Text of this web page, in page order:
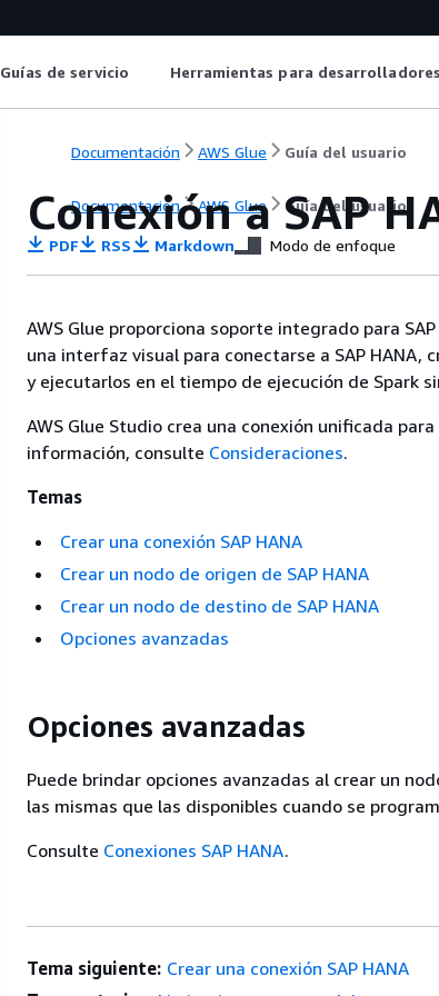
Guías de servicio Herramientas para desarrolladores
Documentación AWS Glue Guía del usuario
Documentación AWS Glue Guía del usuario
Conexión a SAP
PDF RSS Markdown Modo de enfoque
AWS Glue proporciona soporte integrado para
una interfaz visual para conectarse a SAP
y ejecutarlos en el tiempo de ejecución de Spark
AWS Glue Studio crea una conexión unificada
información, consulte Consideraciones.
Temas
Crear una conexión SAP HANA
Crear un nodo de origen de SAP HANA
Crear un nodo de destino de SAP HANA
Opciones avanzadas
Opciones avanzadas
Puede brindar opciones avanzadas al crear un
las mismas que las disponibles cuando se
Consulte Conexiones SAP HANA.
Tema siguiente: Crear una conexión SAP HANA